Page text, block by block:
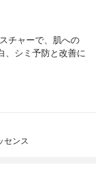
チャーで、肌への
、シミ予防と改善に
センス